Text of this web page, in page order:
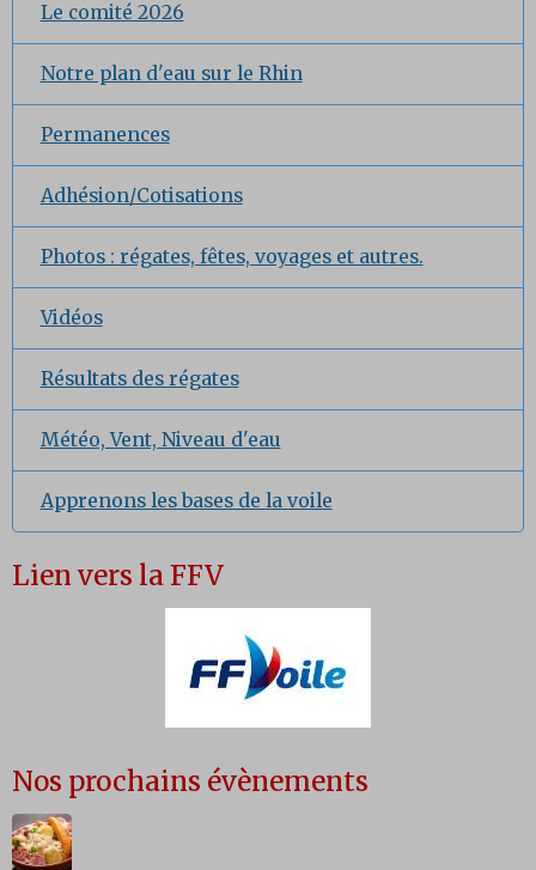
Le comité 2026
Notre plan d'eau sur le Rhin
Permanences
Adhésion/Cotisations
Photos : régates, fêtes, voyages et autres.
Vidéos
Résultats des régates
Météo, Vent, Niveau d'eau
Apprenons les bases de la voile
Lien vers la FFV
Nos prochains évènements